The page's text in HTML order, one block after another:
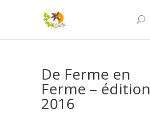
De Ferme en
Ferme – édition
2016